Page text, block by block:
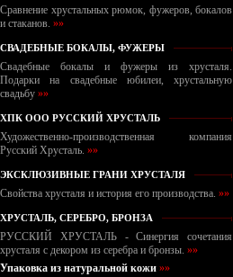
Сравнение хрустальных рюмок, фужеров, бокалов
и стаканов. »»
СВАДЕБНЫЕ БОКАЛЫ, ФУЖЕРЫ
Свадебные бокалы и фужеры из хрусталя.
Подарки на свадебные юбилеи, хрустальную
свадьбу »»
ХПК ООО РУССКИЙ ХРУСТАЛЬ
Художественно-производственная компания
Русский Хрусталь. »»
ЭКСКЛЮЗИВНЫЕ ГРАНИ ХРУСТАЛЯ
Свойства хрусталя и история его производства. »»
ХРУСТАЛЬ, СЕРЕБРО, БРОНЗА
РУССКИЙ ХРУСТАЛЬ - Синергия сочетания
хрусталя с декором из серебра и бронзы. »»
Упаковка из натуральной кожи »»